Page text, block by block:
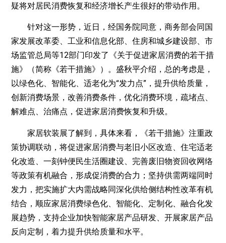
疑将对居民消费恢复和经济增长产生很好的带动作用。
针对这一形势，近日，经国务院同意，商务部会同国
家发展改革委、工业和信息化部、住房和城乡建设部、市
场监管总局等12部门印发了《关于促进家居消费的若干措
施》（简称《若干措施》）。盛秋平介绍，总的考虑是，
以绿色化、智能化、适老化为“发力点”，提升供给质量，
创新消费场景，改善消费条件，优化消费环境，疏堵点、
解难点、治痛点，促进家居消费恢复和升级。
家居软装展了解到，具体来看，《若干措施》注重政
策协调联动，将促进家居消费与老旧小区改造、住宅适老
化改造、一刻钟便民生活圈建设、完善废旧物资回收网络
等政策有机融合，形成促消费的合力；坚持供需两端同时
发力，把实施扩大内需战略同深化供给侧结构性改革有机
结合，顺应家居消费绿色化、智能化、定制化、融合化发
展趋势，支持企业加快智能家居产品研发、开展家居产品
反向定制，着力提升供给质量和水平。